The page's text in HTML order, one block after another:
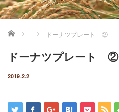
ホーム ドーナツプレート ②
ドーナツプレート ②
2019.2.2